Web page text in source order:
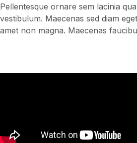
Pellentesque ornare sem lacinia
vestibulum. Maecenas sed diam
amet non magna. Maecenas